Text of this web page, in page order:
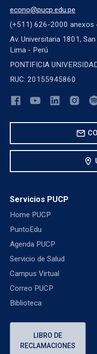
econo@pucp.edu.pe
(+511) 626-2000 anexos
Av. Universitaria 1801,
Lima - Perú
PONTIFICIA
RUC: 20155945860
mail
location_on
Servicios PUCP
Home PUCP
PuntoEdu
Agenda PUCP
Servicio de Salud
Campus Virtual
Correo PUCP
Biblioteca
LIBRO DE
RECLAMACIONES